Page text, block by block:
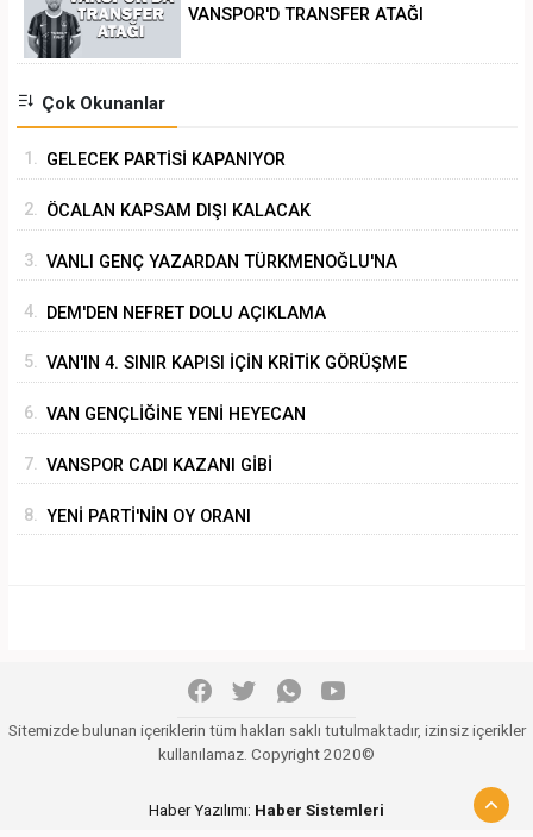
VANSPOR'D TRANSFER ATAĞI
Çok Okunanlar
1. GELECEK PARTİSİ KAPANIYOR
2. ÖCALAN KAPSAM DIŞI KALACAK
3. VANLI GENÇ YAZARDAN TÜRKMENOĞLU'NA
4. DEM'DEN NEFRET DOLU AÇIKLAMA
5. VAN'IN 4. SINIR KAPISI İÇİN KRİTİK GÖRÜŞME
6. VAN GENÇLİĞİNE YENİ HEYECAN
7. VANSPOR CADI KAZANI GİBİ
8. YENİ PARTİ'NİN OY ORANI
Sitemizde bulunan içeriklerin tüm hakları saklı tutulmaktadır, izinsiz içerikler
kullanılamaz. Copyright 2020©
Haber Yazılımı: Haber Sistemleri